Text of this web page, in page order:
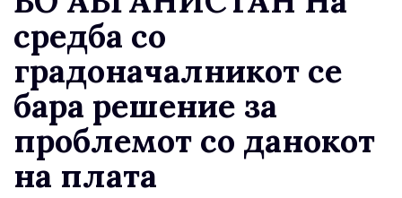
средба со
градоначалникот се
бара решение за
проблемот со данокот
на плата